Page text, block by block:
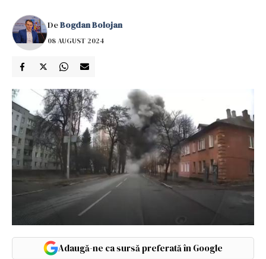
DeBogdan Bolojan
08 AUGUST 2024
Adaugă-ne ca sursă preferată în Google